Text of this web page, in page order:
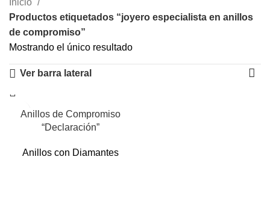
Inicio
Productos etiquetados “joyero especialista en anillos
de compromiso”
Mostrando el único resultado
Ver barra lateral
Anillos de Compromiso
“Declaración”
Anillos con Diamantes